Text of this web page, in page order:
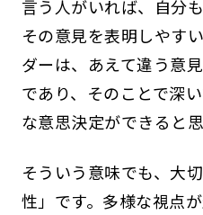
言う人がいれば、自分
その意見を表明しやす
ダーは、あえて違う意
であり、そのことで深
な意思決定ができると思
そういう意味でも、大
性」です。多様な視点